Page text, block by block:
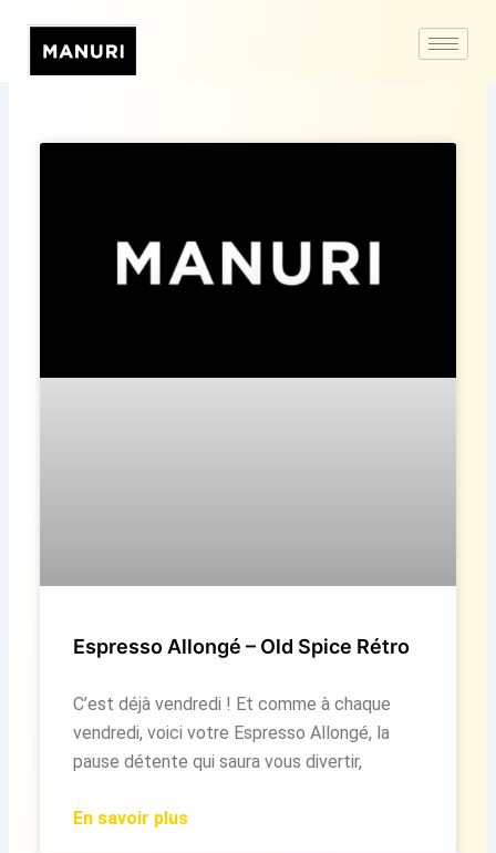
Espresso Allongé – Old Spice Rétro
C’est déjà vendredi ! Et comme à chaque
vendredi, voici votre Espresso Allongé, la
pause détente qui saura vous divertir,
En savoir plus